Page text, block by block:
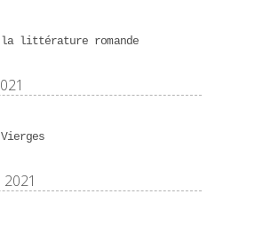
littérature romande